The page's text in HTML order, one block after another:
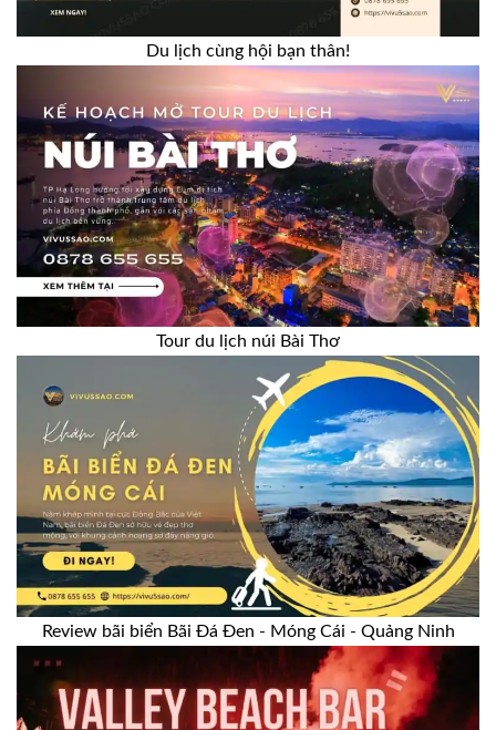
Du lịch cùng hội bạn thân!
Tour du lịch núi Bài Thơ
Review bãi biển Bãi Đá Đen - Móng Cái - Quảng Ninh